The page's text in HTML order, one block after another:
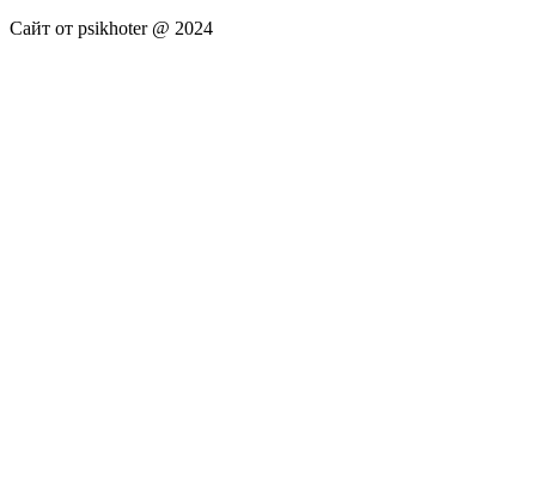
Сайт от psikhoter @ 2024